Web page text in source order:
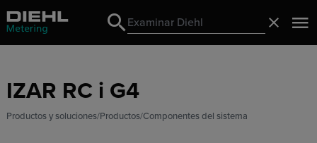
Search
Search
IZAR RC i G4
Productos y soluciones Productos Componentes del sistema